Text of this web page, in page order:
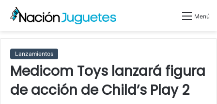
Menú
Lanzamientos
Medicom Toys lanzará figura
de acción de Child’s Play 2